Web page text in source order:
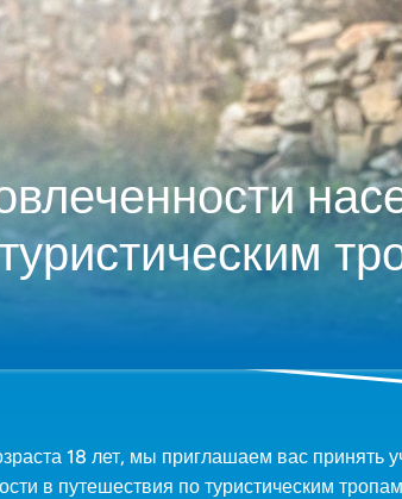
18 лет, мы приглашаем вас принять
в путешествия по туристическим